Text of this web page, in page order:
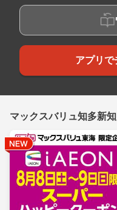
アプリで
マックスバリュ知多新